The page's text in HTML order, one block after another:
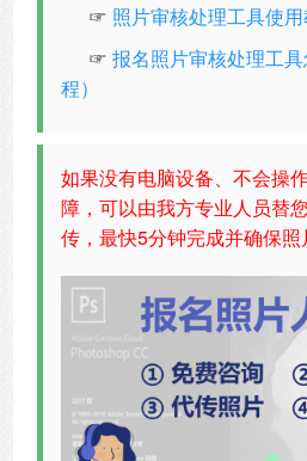
☞ 照片审核处理工具使用
☞报名照片审核处理工
程）
如果没有电脑设备、不会操
障，可以由我方专业人员替
传，最快5分钟完成并确保照